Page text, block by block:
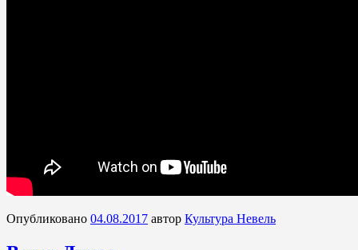
Опубликовано 04.08.2017 автор Культура Невель